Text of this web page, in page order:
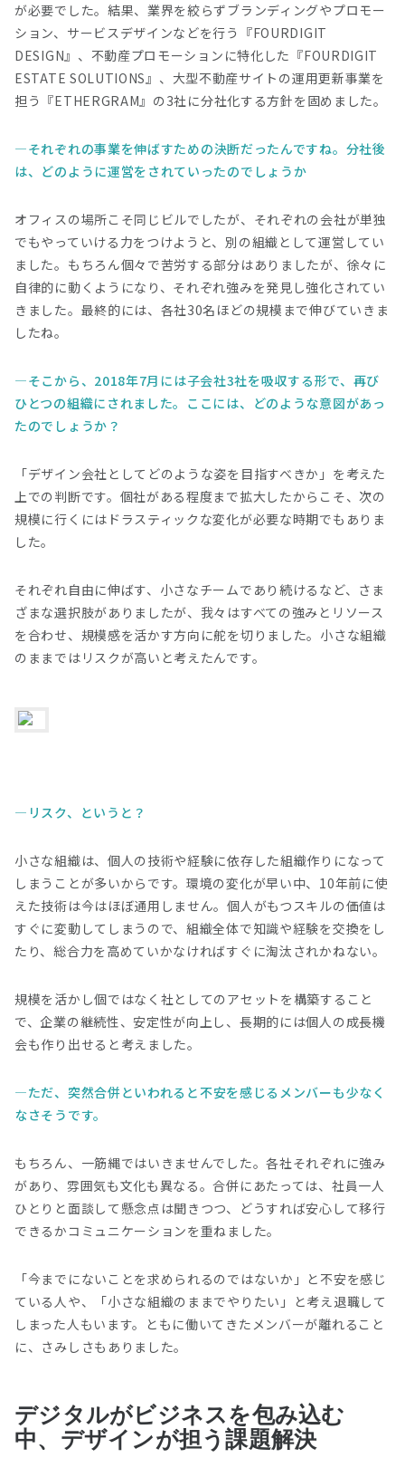
が必要でした。結果、業界を絞らずブランディングやプロモー
ション、サービスデザインなどを行う『FOURDIGIT
DESIGN』、不動産プロモーションに特化した『FOURDIGIT
ESTATE SOLUTIONS』、大型不動産サイトの運用更新事業を
担う『ETHERGRAM』の3社に分社化する方針を固めました。
それぞれの事業を伸ばすための決断だったんですね。分社後
は、どのように運営をされていったのでしょうか
オフィスの場所こそ同じビルでしたが、それぞれの会社が単独
でもやっていける力をつけようと、別の組織として運営してい
ました。もちろん個々で苦労する部分はありましたが、徐々に
自律的に動くようになり、それぞれ強みを発見し強化されてい
きました。最終的には、各社30名ほどの規模まで伸びていきま
したね。
そこから、2018年7月には子会社3社を吸収する形で、再び
ひとつの組織にされました。ここには、どのような意図があっ
たのでしょうか？
「デザイン会社としてどのような姿を目指すべきか」を考えた
上での判断です。個社がある程度まで拡大したからこそ、次の
規模に行くにはドラスティックな変化が必要な時期でもありま
した。
それぞれ自由に伸ばす、小さなチームであり続けるなど、さま
ざまな選択肢がありましたが、我々はすべての強みとリソース
を合わせ、規模感を活かす方向に舵を切りました。小さな組織
のままではリスクが高いと考えたんです。
リスク、というと？
小さな組織は、個人の技術や経験に依存した組織作りになって
しまうことが多いからです。環境の変化が早い中、10年前に使
えた技術は今はほぼ通用しません。個人がもつスキルの価値は
すぐに変動してしまうので、組織全体で知識や経験を交換をし
たり、総合力を高めていかなければすぐに淘汰されかねない。
規模を活かし個ではなく社としてのアセットを構築すること
で、企業の継続性、安定性が向上し、長期的には個人の成長機
会も作り出せると考えました。
ただ、突然合併といわれると不安を感じるメンバーも少なく
なさそうです。
もちろん、一筋縄ではいきませんでした。各社それぞれに強み
があり、雰囲気も文化も異なる。合併にあたっては、社員一人
ひとりと面談して懸念点は聞きつつ、どうすれば安心して移行
できるかコミュニケーションを重ねました。
「今までにないことを求められるのではないか」と不安を感じ
ている人や、「小さな組織のままでやりたい」と考え退職して
しまった人もいます。ともに働いてきたメンバーが離れること
に、さみしさもありました。
デジタルがビジネスを包み込む
中、デザインが担う課題解決